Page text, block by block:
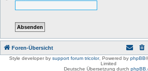
Foren-Übersicht
Style developer by support forum tricolor, Powered by phpBB
Limited
Deutsche Übersetzung durch